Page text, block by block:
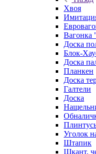
Хвоя
Доска
Блок-
Доска
Планкен
Доска
Галтели
Доска
Уголок
Штапик
Шкант,